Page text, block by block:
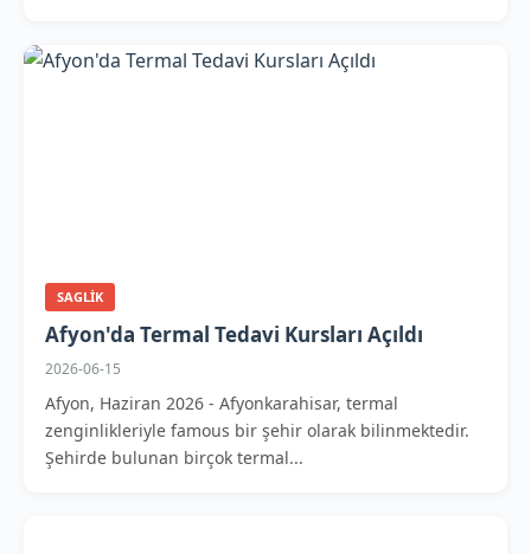
SAGLIK
Afyon'da Termal Tedavi Kursları Açıldı
2026-06-15
Afyon, Haziran 2026 - Afyonkarahisar, termal
zenginlikleriyle famous bir şehir olarak bilinmektedir.
Şehirde bulunan birçok termal...